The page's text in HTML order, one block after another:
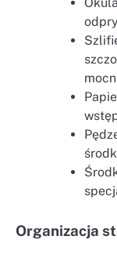
Organizacja